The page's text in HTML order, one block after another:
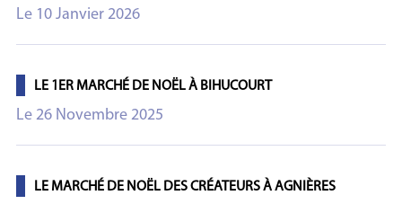
Le 10 Janvier 2026
LE 1ER MARCHÉ DE NOËL À BIHUCOURT
Le 26 Novembre 2025
LE MARCHÉ DE NOËL DES CRÉATEURS À AGNIÈRES